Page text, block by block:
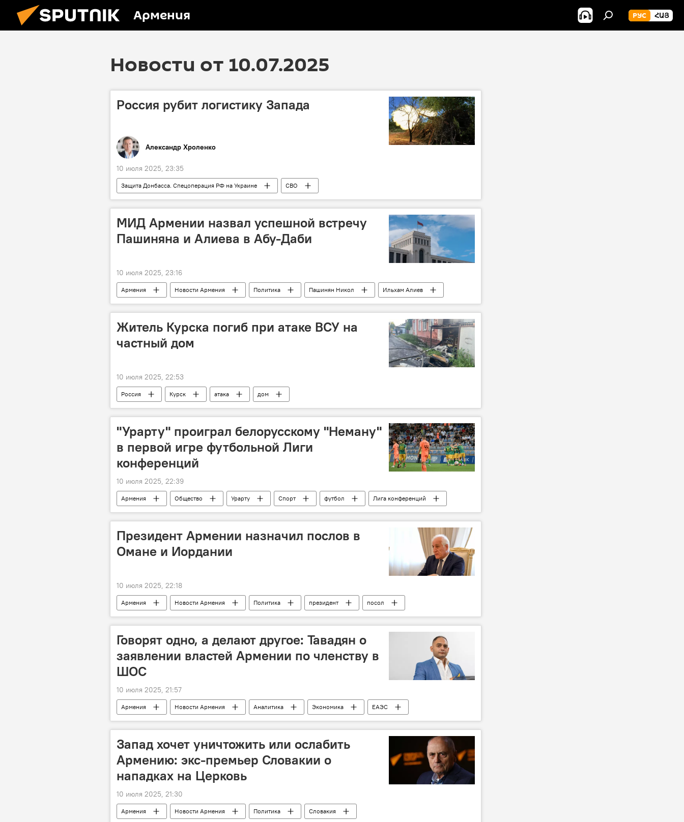
Армения РУС ՀԱՅ
Новости от 10.07.2025
Россия рубит логистику Запада
Александр Хроленко
10 июля 2025, 23:35
Защита Донбасса. Спецоперация РФ на Украине СВО
МИД Армении назвал успешной встречу
Пашиняна и Алиева в Абу-Даби
10 июля 2025, 23:16
Армения Новости Армения Политика Пашинян Никол
Ильхам Алиев
встреча
Житель Курска погиб при атаке ВСУ на
частный дом
10 июля 2025, 22:53
Россия Курск атака дом
"Урарту" проиграл белорусскому "Неману"
в первой игре футбольной Лиги
конференций
10 июля 2025, 22:39
Армения Общество Урарту Спорт футбол Лига конференций
Президент Армении назначил послов в
Омане и Иордании
10 июля 2025, 22:18
Армения Новости Армения Политика президент
посол
Оман
Иордания
Говорят одно, а делают другое: Тавадян о
заявлении властей Армении по членству в
ШОС
10 июля 2025, 21:57
Армения Новости Армения Аналитика Экономика
ЕАЭС
БРИКС
ШОС
Запад хочет уничтожить или ослабить
Армению: экс-премьер Словакии о
нападках на Церковь
10 июля 2025, 21:30
Армения Новости Армения Политика
Словакия